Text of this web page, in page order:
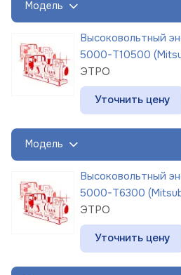
Модель
Высоковольтный
5000-Т10500
ЭТРО
Уточнить цену
Модель
Высоковольтный
5000-Т6300
ЭТРО
Уточнить цену